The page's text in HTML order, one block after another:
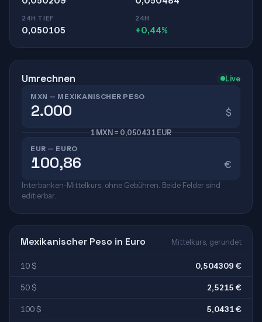
24H TIEF
0,050105
24H
+0,44%
Umrechnen Live
MXN — MEXIKANISCHER PESO
$
1 MXN = 0,050431 EUR
EUR — EURO
€
Interbanken-Mittelkurs, ohne Gebühren. Beide Felder sind
editierbar.
Mexikanischer Peso in Euro Mittelkurs, gerundet
10 $ 0,504309 €
50 $ 2,5215 €
100 $ 5,0431 €